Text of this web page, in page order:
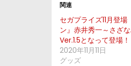
関連
セガプライズ11月登
ン』赤井秀一～さざ
Ver.1.5となって登場！
2020年11月11日
グッズ